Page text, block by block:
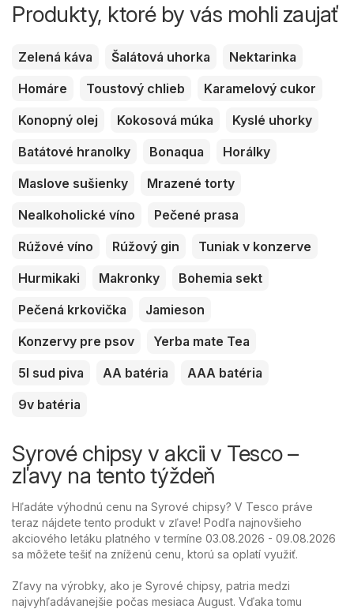
Produkty, ktoré by vás mohli zaujať
Zelená káva Šalátová uhorka
Nektarinka
Homáre
Toustový chlieb
Karamelový cukor
Konopný olej
Kokosová múka
Kyslé uhorky
Batátové hranolky
Bonaqua
Horálky
Maslove sušienky
Mrazené torty
Nealkoholické víno
Pečené prasa
Rúžové víno
Rúžový gin
Tuniak v konzerve
Hurmikaki
Makronky
Bohemia sekt
Pečená krkovička
Jamieson
Konzervy pre psov
Yerba mate Tea
5l sud piva
AA batéria
AAA batéria
9v batéria
Syrové chipsy v akcii v Tesco –
zľavy na tento týždeň
Hľadáte výhodnú cenu na Syrové chipsy? V Tesco práve
teraz nájdete tento produkt v zľave! Podľa najnovšieho
akciového letáku platného v termíne 03.08.2026 - 09.08.2026
sa môžete tešiť na zníženú cenu, ktorú sa oplatí využiť.
Zľavy na výrobky, ako je Syrové chipsy, patria medzi
najvyhľadávanejšie počas mesiaca August. Vďaka tomu